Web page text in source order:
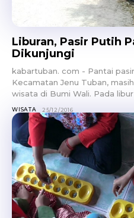
Liburan, Pasir Putih
Dikunjungi
kabartuban. com - Pantai
Kecamatan Jenu Tuban,
wisata di Bumi Wali. Pada libur
WISATA 25/12/2016